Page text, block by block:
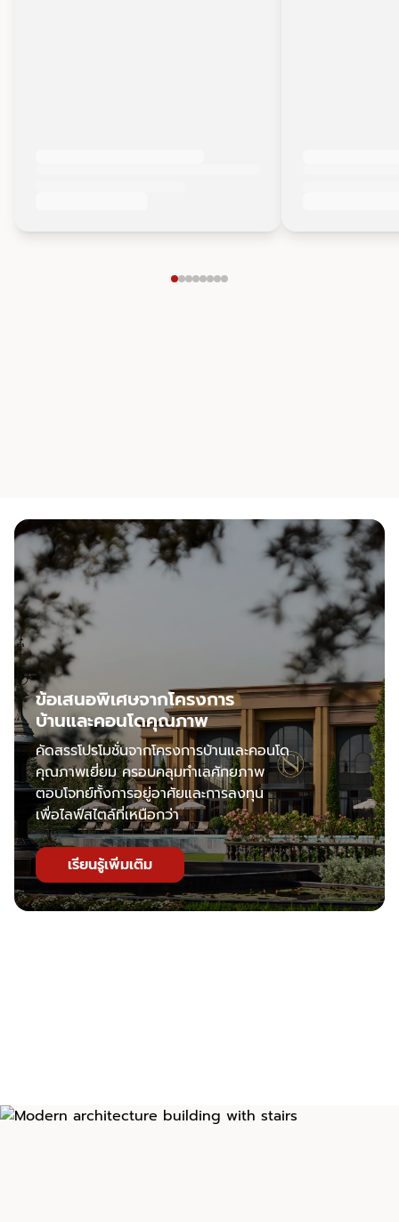
ข้อเสนอพิเศษจากโครงการ
บ้านและคอนโดคุณภาพ
คัดสรรโปรโมชั่นจากโครงการบ้านและคอนโด
คุณภาพเยี่ยม ครอบคลุมทำเลศักยภาพ
ตอบโจทย์ทั้งการอยู่อาศัยและการลงทุน
เพื่อไลฟ์สไตล์ที่เหนือกว่า
เรียนรู้เพิ่มเติม